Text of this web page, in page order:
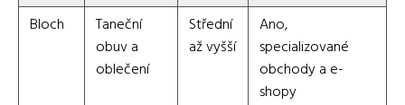
Bloch
Taneční
obuv a
oblečení
Střední
až vyšší
Ano,
specializované
obchody a e-
shopy